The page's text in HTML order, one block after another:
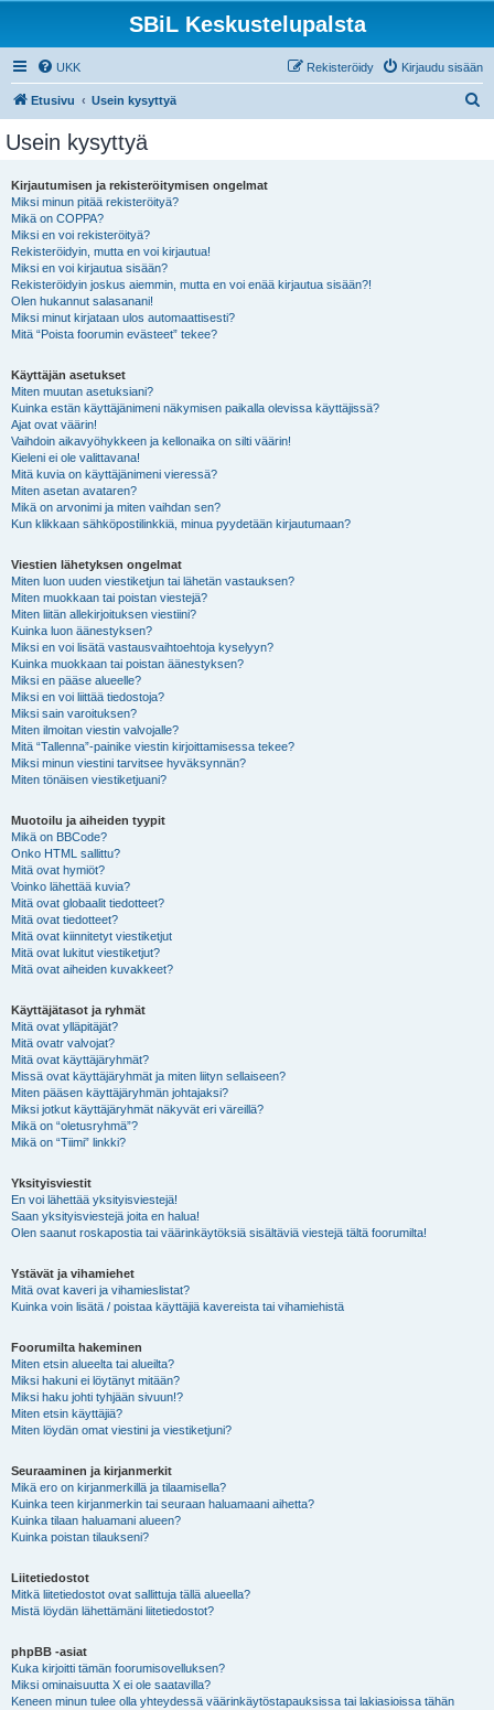
SBiL Keskustelupalsta
UKK Kirjaudu sisään
Rekisteröidy
Etusivu Usein kysyttyä
Usein kysyttyä
Kirjautumisen ja rekisteröitymisen ongelmat
Miksi minun pitää rekisteröityä?
Mikä on COPPA?
Miksi en voi rekisteröityä?
Rekisteröidyin, mutta en voi kirjautua!
Miksi en voi kirjautua sisään?
Rekisteröidyin joskus aiemmin, mutta en voi enää kirjautua sisään?!
Olen hukannut salasanani!
Miksi minut kirjataan ulos automaattisesti?
Mitä “Poista foorumin evästeet” tekee?
Käyttäjän asetukset
Miten muutan asetuksiani?
Kuinka estän käyttäjänimeni näkymisen paikalla olevissa käyttäjissä?
Ajat ovat väärin!
Vaihdoin aikavyöhykkeen ja kellonaika on silti väärin!
Kieleni ei ole valittavana!
Mitä kuvia on käyttäjänimeni vieressä?
Miten asetan avataren?
Mikä on arvonimi ja miten vaihdan sen?
Kun klikkaan sähköpostilinkkiä, minua pyydetään kirjautumaan?
Viestien lähetyksen ongelmat
Miten luon uuden viestiketjun tai lähetän vastauksen?
Miten muokkaan tai poistan viestejä?
Miten liitän allekirjoituksen viestiini?
Kuinka luon äänestyksen?
Miksi en voi lisätä vastausvaihtoehtoja kyselyyn?
Kuinka muokkaan tai poistan äänestyksen?
Miksi en pääse alueelle?
Miksi en voi liittää tiedostoja?
Miksi sain varoituksen?
Miten ilmoitan viestin valvojalle?
Mitä “Tallenna”-painike viestin kirjoittamisessa tekee?
Miksi minun viestini tarvitsee hyväksynnän?
Miten tönäisen viestiketjuani?
Muotoilu ja aiheiden tyypit
Mikä on BBCode?
Onko HTML sallittu?
Mitä ovat hymiöt?
Voinko lähettää kuvia?
Mitä ovat globaalit tiedotteet?
Mitä ovat tiedotteet?
Mitä ovat kiinnitetyt viestiketjut
Mitä ovat lukitut viestiketjut?
Mitä ovat aiheiden kuvakkeet?
Käyttäjätasot ja ryhmät
Mitä ovat ylläpitäjät?
Mitä ovatr valvojat?
Mitä ovat käyttäjäryhmät?
Missä ovat käyttäjäryhmät ja miten liityn sellaiseen?
Miten pääsen käyttäjäryhmän johtajaksi?
Miksi jotkut käyttäjäryhmät näkyvät eri väreillä?
Mikä on “oletusryhmä”?
Mikä on “Tiimi” linkki?
Yksityisviestit
En voi lähettää yksityisviestejä!
Saan yksityisviestejä joita en halua!
Olen saanut roskapostia tai väärinkäytöksiä sisältäviä viestejä tältä foorumilta!
Ystävät ja vihamiehet
Mitä ovat kaveri ja vihamieslistat?
Kuinka voin lisätä / poistaa käyttäjiä kavereista tai vihamiehistä
Foorumilta hakeminen
Miten etsin alueelta tai alueilta?
Miksi hakuni ei löytänyt mitään?
Miksi haku johti tyhjään sivuun!?
Miten etsin käyttäjiä?
Miten löydän omat viestini ja viestiketjuni?
Seuraaminen ja kirjanmerkit
Mikä ero on kirjanmerkillä ja tilaamisella?
Kuinka teen kirjanmerkin tai seuraan haluamaani aihetta?
Kuinka tilaan haluamani alueen?
Kuinka poistan tilaukseni?
Liitetiedostot
Mitkä liitetiedostot ovat sallittuja tällä alueella?
Mistä löydän lähettämäni liitetiedostot?
phpBB -asiat
Kuka kirjoitti tämän foorumisovelluksen?
Miksi ominaisuutta X ei ole saatavilla?
Keneen minun tulee olla yhteydessä väärinkäytöstapauksissa tai lakiasioissa tähän